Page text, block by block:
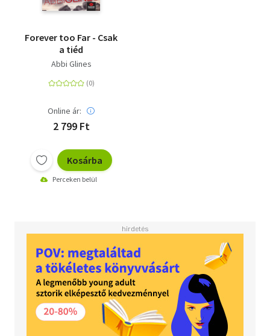
Forever too Far - Csak
a tiéd
Abbi Glines
Online ár:
2 799 Ft
Kosárba
Perceken belül